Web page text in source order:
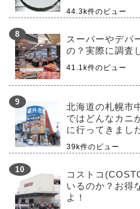
44.3k件のビュー
スーパーやデパ
の？実際に調査
41.1k件のビュー
北海道の札幌市
ではどんなカニ
に行ってきまし
39k件のビュー
コストコ
いるのか？お得
よ！